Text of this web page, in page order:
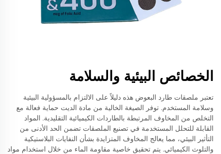
الخصائص البيئية والسلامة
تعتبر ملصقات طارد البعوض هذه دليلاً على الالتزام بالمسؤولية البيئية
وسلامة المستخدم. توفر الصيغة الخالية من مادة الديت حماية فعالة مع
التخلص من المخاوف المرتبطة بالطاردات الكيميائية التقليدية. المواد
القابلة للتحلل المستخدمة في تصنيع الملصقات تضمن الحد الأدنى من
التأثير البيئي، مما يعالج المخاوف المتزايدة بشأن النفايات البلاستيكية
والتلوث الكيميائي. يتم تحقيق خاصية مقاومة الماء من خلال استخدام مواد